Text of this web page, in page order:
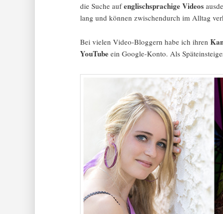
die Suche aufenglischsprachige Videos
lang und können zwischendurch im Alltag
Bei vielen Video-Bloggern habe ich ihren
YouTube ein Google-Konto. Als